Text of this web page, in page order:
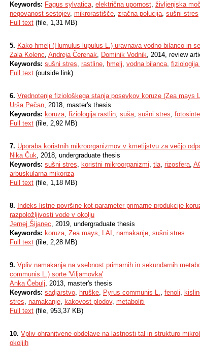
Keywords: Fagus sylvatica, električna upornost, življenjska
negovanost sestojev, mikrorastišče, zračna polucija, sušni stres
Full text (file, 1,31 MB)
5. Kako hmelj (Humulus lupulus L.) uravnava vodno bilanco in
Zala Kolenc, Andreja Čerenak, Dominik Vodnik, 2014, review
Keywords: sušni stres, rastline, hmelj, vodna bilanca,
Full text (outside link)
6. Vrednotenje fiziološkega stanja posevkov koruze (Zea mays
Urša Pečan, 2018, master's thesis
Keywords: koruza, fiziologija rastlin, suša, sušni stres,
Full text (file, 2,92 MB)
7. Uporaba koristnih mikroorganizmov v kmetijstvu za večjo
Nika Čuk, 2018, undergraduate thesis
Keywords: sušni stres, koristni mikroorganizmi, tla, rizosfera,
arbuskularna mikoriza
Full text (file, 1,18 MB)
8. Indeks listne površine kot parameter primarne produkcije
razpoložljivosti vode v okolju
Jernej Šijanec, 2019, undergraduate thesis
Keywords: koruza, Zea mays, LAI , namakanje, sušni stres
Full text (file, 2,28 MB)
9. Vpliv namakanja na vsebnost primarnih in sekundarnih
communis L.) sorte 'Viljamovka'
Anka Čebulj, 2013, master's thesis
Keywords: sadjarstvo, hruške, Pyrus communis L., fenoli,
stres, namakanje, kakovost plodov, metaboliti
Full text (file, 953,37 KB)
10. Vpliv ohranitvene obdelave na lastnosti tal in strukturo
okoljih